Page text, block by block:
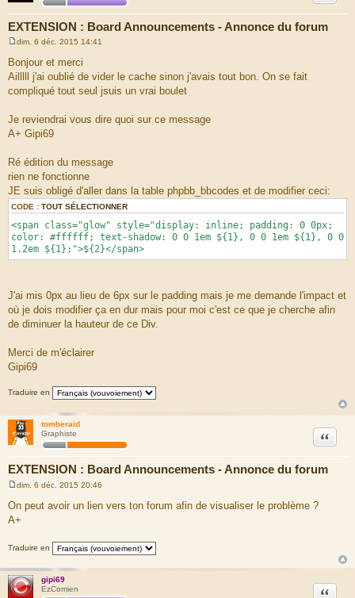
EXTENSION : Board Announcements - Annonce du forum
e
s
a
g
dim. 6 déc. 2015 14:41
Bonjour et merci
Ailllll j'ai oublié de vider le cache sinon j'avais tout bon. On se fait
compliqué tout seul jsuis un vrai boulet
Je reviendrai vous dire quoi sur ce message
A+ Gipi69
Ré édition du message
rien ne fonctionne
JE suis obligé d'aller dans la table phpbb_bbcodes et de modifier ceci:
CODE : TOUT SÉLECTIONNER
<span class="glow" style="display: inline; padding: 0 0px;
color: #ffffff; text-shadow: 0 0 1em ${1}, 0 0 1em ${1}, 0 0
1.2em ${1};">${2}</span>
J'ai mis 0px au lieu de 6px sur le padding mais je me demande l'impact et
où je dois modifier ça en dur mais pour moi c'est ce que je cherche afin
de diminuer la hauteur de ce Div.
Merci de m'éclairer
Gipi69
Traduire en
tomberaid
Graphiste
EXTENSION : Board Announcements - Annonce du forum
Citation
s
s
e
dim. 6 déc. 2015 20:46
On peut avoir un lien vers ton forum afin de visualiser le problème ?
A+
Traduire en
gipi69
EzComien
Citation